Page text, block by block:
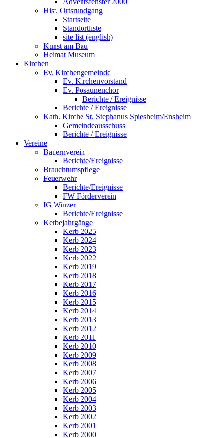
Hist. Ortsrundgang
Startseite
Standortliste
site list (english)
Kunst am Bau
Heimat Museum
Kirchen
Ev. Kirchengemeinde
Ev. Kirchenvorstand
Ev. Posaunenchor
Berichte / Ereignisse
Berichte / Ereignisse
Kath. Kirche St. Stephanus Spiesheim/Ensheim
Gemeindeausschuss
Berichte / Ereignisse
Vereine
Bauernverein
Berichte/Ereignisse
Brauchtumspflege
Feuerwehr
Berichte/Ereignisse
FW Förderverein
IG Winzer
Berichte/Ereignisse
Kerbejahrgänge
Kerb 2025
Kerb 2024
Kerb 2023
Kerb 2022
Kerb 2019
Kerb 2018
Kerb 2017
Kerb 2016
Kerb 2015
Kerb 2014
Kerb 2013
Kerb 2012
Kerb 2011
Kerb 2010
Kerb 2009
Kerb 2008
Kerb 2007
Kerb 2006
Kerb 2005
Kerb 2004
Kerb 2003
Kerb 2002
Kerb 2001
Kerb 2000